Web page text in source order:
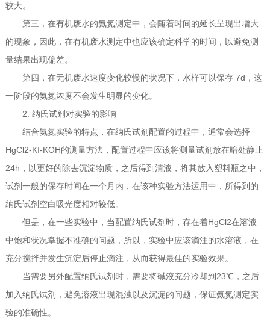
较大。
第三，在有机废水的氨氮测定中，会随着时间的延长呈现出增大
的现象，因此，在有机废水测定中也应该确定科学的时间，以避免测
量结果出现偏差。
第四，在无机废水速度变化较慢的状况下，水样可以保存 7d，这
一阶段的氨氮浓度不会发生明显的变化。
2. 纳氏试剂对实验的影响
结合氨氮实验的特点，在纳氏试剂配置的过程中，通常会选择
HgCl2-KI-KOH的测量方法，配置过程中应该将测量试剂放在暗处静止
24h，以更好的除去沉淀物质，之后得到清液，将其放入塑料瓶之中，
试剂一般的保存时间在一个月内，在该种实验方法运用中，所得到的
纳氏试剂空白吸光度相对较低。
但是，在一些实验中，当配置纳氏试剂时，存在着HgCl2在溶液
中饱和状况掌握不准确的问题，所以，实验中应该滴注的水溶液，在
充分搅拌并发生沉淀后停止滴注，从而获得最佳的实验效果。
当需要另外配置纳氏试剂时，需要将碱液充分冷却到23℃，之后
加入纳氏试剂，避免溶液出现混浊以及沉淀的问题，保证氨氮测定实
验的准确性。